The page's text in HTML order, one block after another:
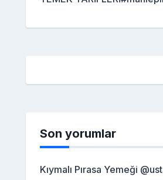
Son yorumlar
Kıymalı Pırasa Yemeği